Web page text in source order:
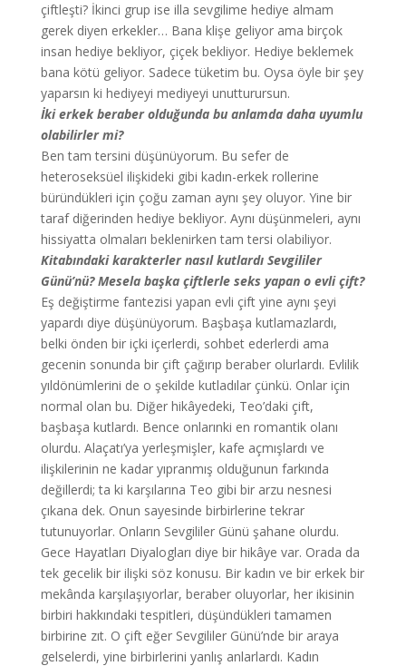
çiftleşti? İkinci grup ise illa sevgilime hediye almam
gerek diyen erkekler… Bana klişe geliyor ama birçok
insan hediye bekliyor, çiçek bekliyor. Hediye beklemek
bana kötü geliyor. Sadece tüketim bu. Oysa öyle bir şey
yaparsın ki hediyeyi mediyeyi unutturursun.
İki erkek beraber olduğunda bu anlamda daha uyumlu
olabilirler mi?
Ben tam tersini düşünüyorum. Bu sefer de
heteroseksüel ilişkideki gibi kadın-erkek rollerine
büründükleri için çoğu zaman aynı şey oluyor. Yine bir
taraf diğerinden hediye bekliyor. Aynı düşünmeleri, aynı
hissiyatta olmaları beklenirken tam tersi olabiliyor.
Kitabındaki karakterler nasıl kutlardı Sevgililer
Günü’nü? Mesela başka çiftlerle seks yapan o evli çift?
Eş değiştirme fantezisi yapan evli çift yine aynı şeyi
yapardı diye düşünüyorum. Başbaşa kutlamazlardı,
belki önden bir içki içerlerdi, sohbet ederlerdi ama
gecenin sonunda bir çift çağırıp beraber olurlardı. Evlilik
yıldönümlerini de o şekilde kutladılar çünkü. Onlar için
normal olan bu. Diğer hikâyedeki, Teo’daki çift,
başbaşa kutlardı. Bence onlarınki en romantik olanı
olurdu. Alaçatı’ya yerleşmişler, kafe açmışlardı ve
ilişkilerinin ne kadar yıpranmış olduğunun farkında
değillerdi; ta ki karşılarına Teo gibi bir arzu nesnesi
çıkana dek. Onun sayesinde birbirlerine tekrar
tutunuyorlar. Onların Sevgililer Günü şahane olurdu.
Gece Hayatları Diyalogları diye bir hikâye var. Orada da
tek gecelik bir ilişki söz konusu. Bir kadın ve bir erkek bir
mekânda karşılaşıyorlar, beraber oluyorlar, her ikisinin
birbiri hakkındaki tespitleri, düşündükleri tamamen
birbirine zıt. O çift eğer Sevgililer Günü’nde bir araya
gelselerdi, yine birbirlerini yanlış anlarlardı. Kadın